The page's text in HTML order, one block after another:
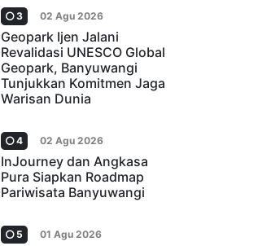
3 02 Agu 2026
Geopark Ijen Jalani
Revalidasi UNESCO Global
Geopark, Banyuwangi
Tunjukkan Komitmen Jaga
Warisan Dunia
4 02 Agu 2026
InJourney dan Angkasa
Pura Siapkan Roadmap
Pariwisata Banyuwangi
5 01 Agu 2026